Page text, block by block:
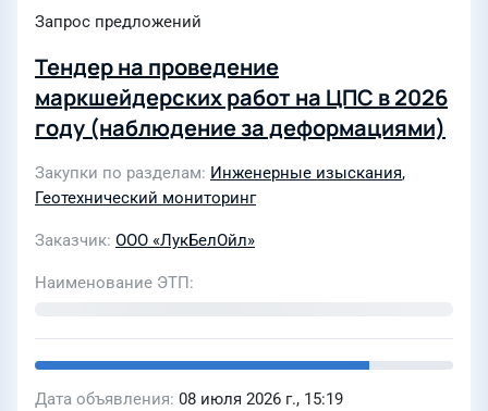
Запрос предложений
Тендер на проведение
маркшейдерских работ на ЦПС в 2026
году (наблюдение за деформациями)
Закупки по разделам Инженерные изыскания,
Геотехнический мониторинг
Заказчик ООО «ЛукБелОйл»
Наименование ЭТП
Дата объявления 08 июля 2026 г., 15:19